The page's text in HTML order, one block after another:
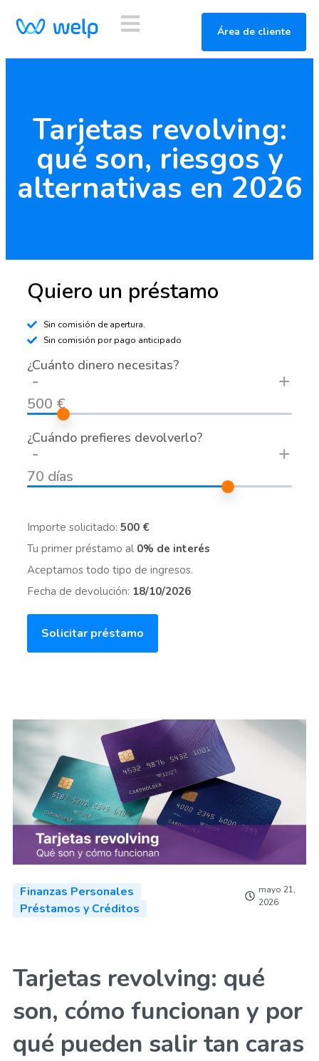
Área de cliente
Tarjetas revolving:
qué son, riesgos y
alternativas en 2026
Quiero un préstamo
Sin comisión de apertura.
Sin comisión por pago anticipado
¿Cuánto dinero necesitas?
500 €
- +
¿Cuándo prefieres devolverlo?
70 días
- +
Importe solicitado: 500 €
Tu primer préstamo al 0% de interés
Aceptamos todo tipo de ingresos.
Fecha de devolución: 18/10/2026
Solicitar préstamo
Finanzas Personales
Préstamos y Créditos
mayo 21,
2026
Tarjetas revolving: qué
son, cómo funcionan y por
qué pueden salir tan caras